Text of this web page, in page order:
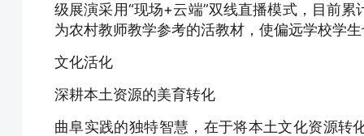
级展演采用“现场+云端”双线直播模式，目前
为农村教师教学参考的活教材，使偏远学校学
文化活化
深耕本土资源的美育转化
曲阜实践的独特智慧，在于将本土文化资源转